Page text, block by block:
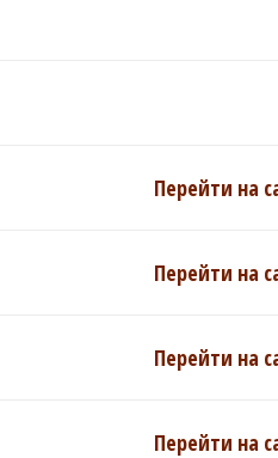
Перейти на
Перейти на
Перейти на
Перейти на